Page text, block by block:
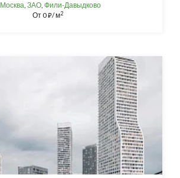
Москва, ЗАО, Фили-Давыдково
От0⃏/ м2